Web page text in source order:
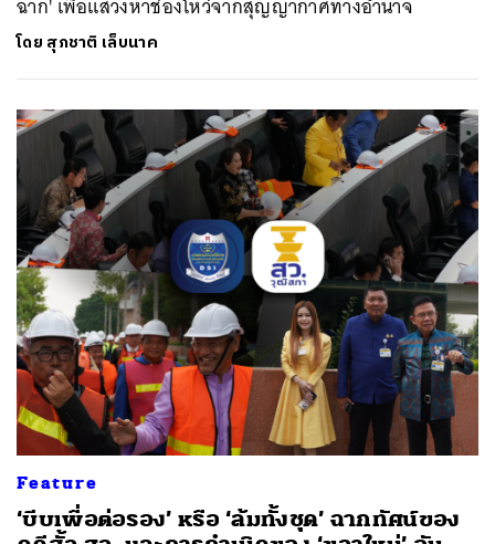
โดย สุภชาติ เล็บนาค
Feature
‘บีบเพื่อต่อรอง’ หรือ ‘ล้มทั้งชุด’ ฉากทัศน์ของ